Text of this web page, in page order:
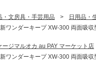
・文房具・手芸用品 > 日用品・
ワンダーキープ XW-300 両面吸
ージマルオカ au PAY マーケット店
ワンダーキープ XW-300 両面吸